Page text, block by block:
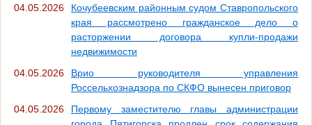
04.05.2026
Кочубеевским районным судом Ставропольского
края рассмотрено гражданское дело о
расторжении договора купли-продажи
недвижимости
04.05.2026
Врио руководителя управления
Россельхознадзора по СКФО вынесен приговор
04.05.2026
Первому заместителю главы администрации